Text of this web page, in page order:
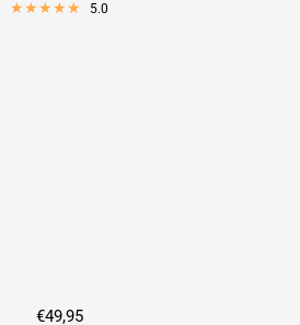
5.0
€49,95